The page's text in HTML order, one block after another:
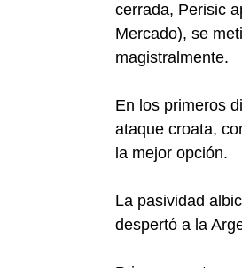
cerrada, Perisic
Mercado), se
magistralmente.
En los primeros
ataque croata,
la mejor opción.
La pasividad
despertó a la